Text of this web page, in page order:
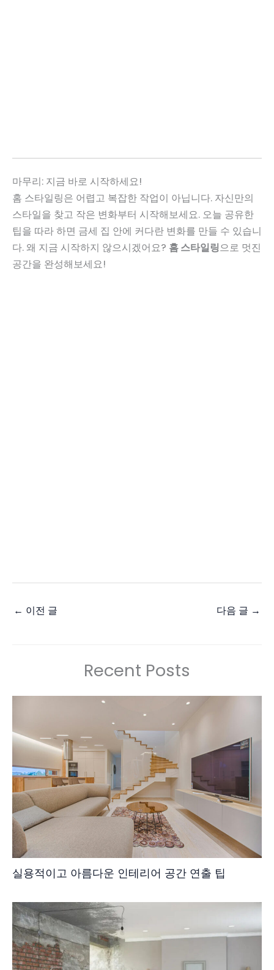
마무리: 지금 바로 시작하세요!
홈 스타일링은 어렵고 복잡한 작업이 아닙니다. 자신만의
스타일을 찾고 작은 변화부터 시작해보세요. 오늘 공유한
팁을 따라 하면 금세 집 안에 커다란 변화를 만들 수 있습니
다. 왜 지금 시작하지 않으시겠어요? 홈 스타일링으로 멋진
공간을 완성해보세요!
← 이전 글 다음 글 →
Recent Posts
실용적이고 아름다운 인테리어 공간 연출 팁